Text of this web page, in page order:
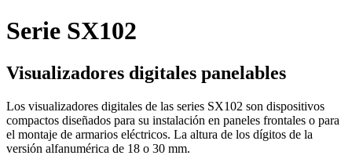
Serie SX102
Visualizadores digitales panelables
Los visualizadores digitales de las series SX102 son dispositivos
compactos diseñados para su instalación en paneles frontales o para
el montaje de armarios eléctricos. La altura de los dígitos de la
versión alfanumérica de 18 o 30 mm.